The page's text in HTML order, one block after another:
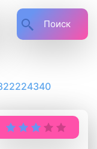
Поиск